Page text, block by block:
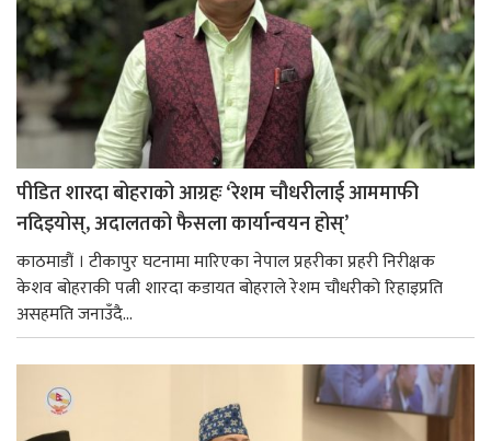
पीडित शारदा बोहराको आग्रहः ‘रेशम चौधरीलाई आममाफी
नदिइयोस्, अदालतको फैसला कार्यान्वयन होस्’
काठमाडौं । टीकापुर घटनामा मारिएका नेपाल प्रहरीका प्रहरी निरीक्षक
केशव बोहराकी पत्नी शारदा कडायत बोहराले रेशम चौधरीको रिहाइप्रति
असहमति जनाउँदै...